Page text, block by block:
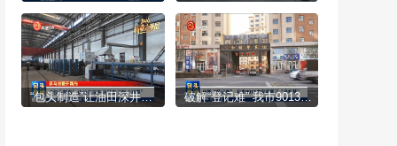
“包头制造”让油田深井开采有了新“利器” 破解“登记难” 我市9013户家庭圆了“产权梦”